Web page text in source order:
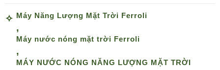
Máy Năng Lượng Mặt Trời Ferroli
,
Máy nước nóng mặt trời Ferroli
,
MÁY NƯỚC NÓNG NĂNG LƯỢNG MẶT TRỜI